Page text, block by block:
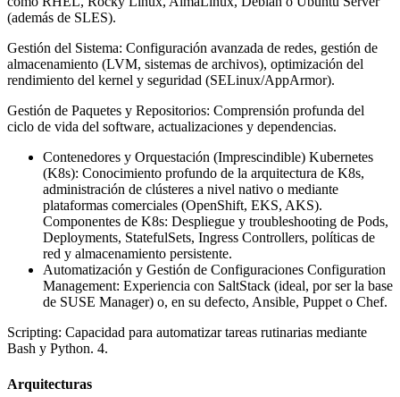
(además de SLES).
Gestión del Sistema: Configuración avanzada de redes, gestión de
almacenamiento (LVM, sistemas de archivos), optimización del
rendimiento del kernel y seguridad (SELinux/AppArmor).
Gestión de Paquetes y Repositorios: Comprensión profunda del
ciclo de vida del software, actualizaciones y dependencias.
Contenedores y Orquestación (Imprescindible) Kubernetes
(K8s): Conocimiento profundo de la arquitectura de K8s,
administración de clústeres a nivel nativo o mediante
plataformas comerciales (OpenShift, EKS, AKS).
Componentes de K8s: Despliegue y troubleshooting de Pods,
Deployments, StatefulSets, Ingress Controllers, políticas de
red y almacenamiento persistente.
Automatización y Gestión de Configuraciones Configuration
Management: Experiencia con SaltStack (ideal, por ser la base
de SUSE Manager) o, en su defecto, Ansible, Puppet o Chef.
Scripting: Capacidad para automatizar tareas rutinarias mediante
Bash y Python. 4.
Arquitecturas